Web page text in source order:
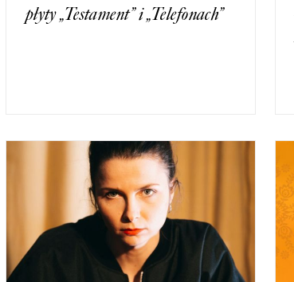
płyty „Testament” i „Telefonach”